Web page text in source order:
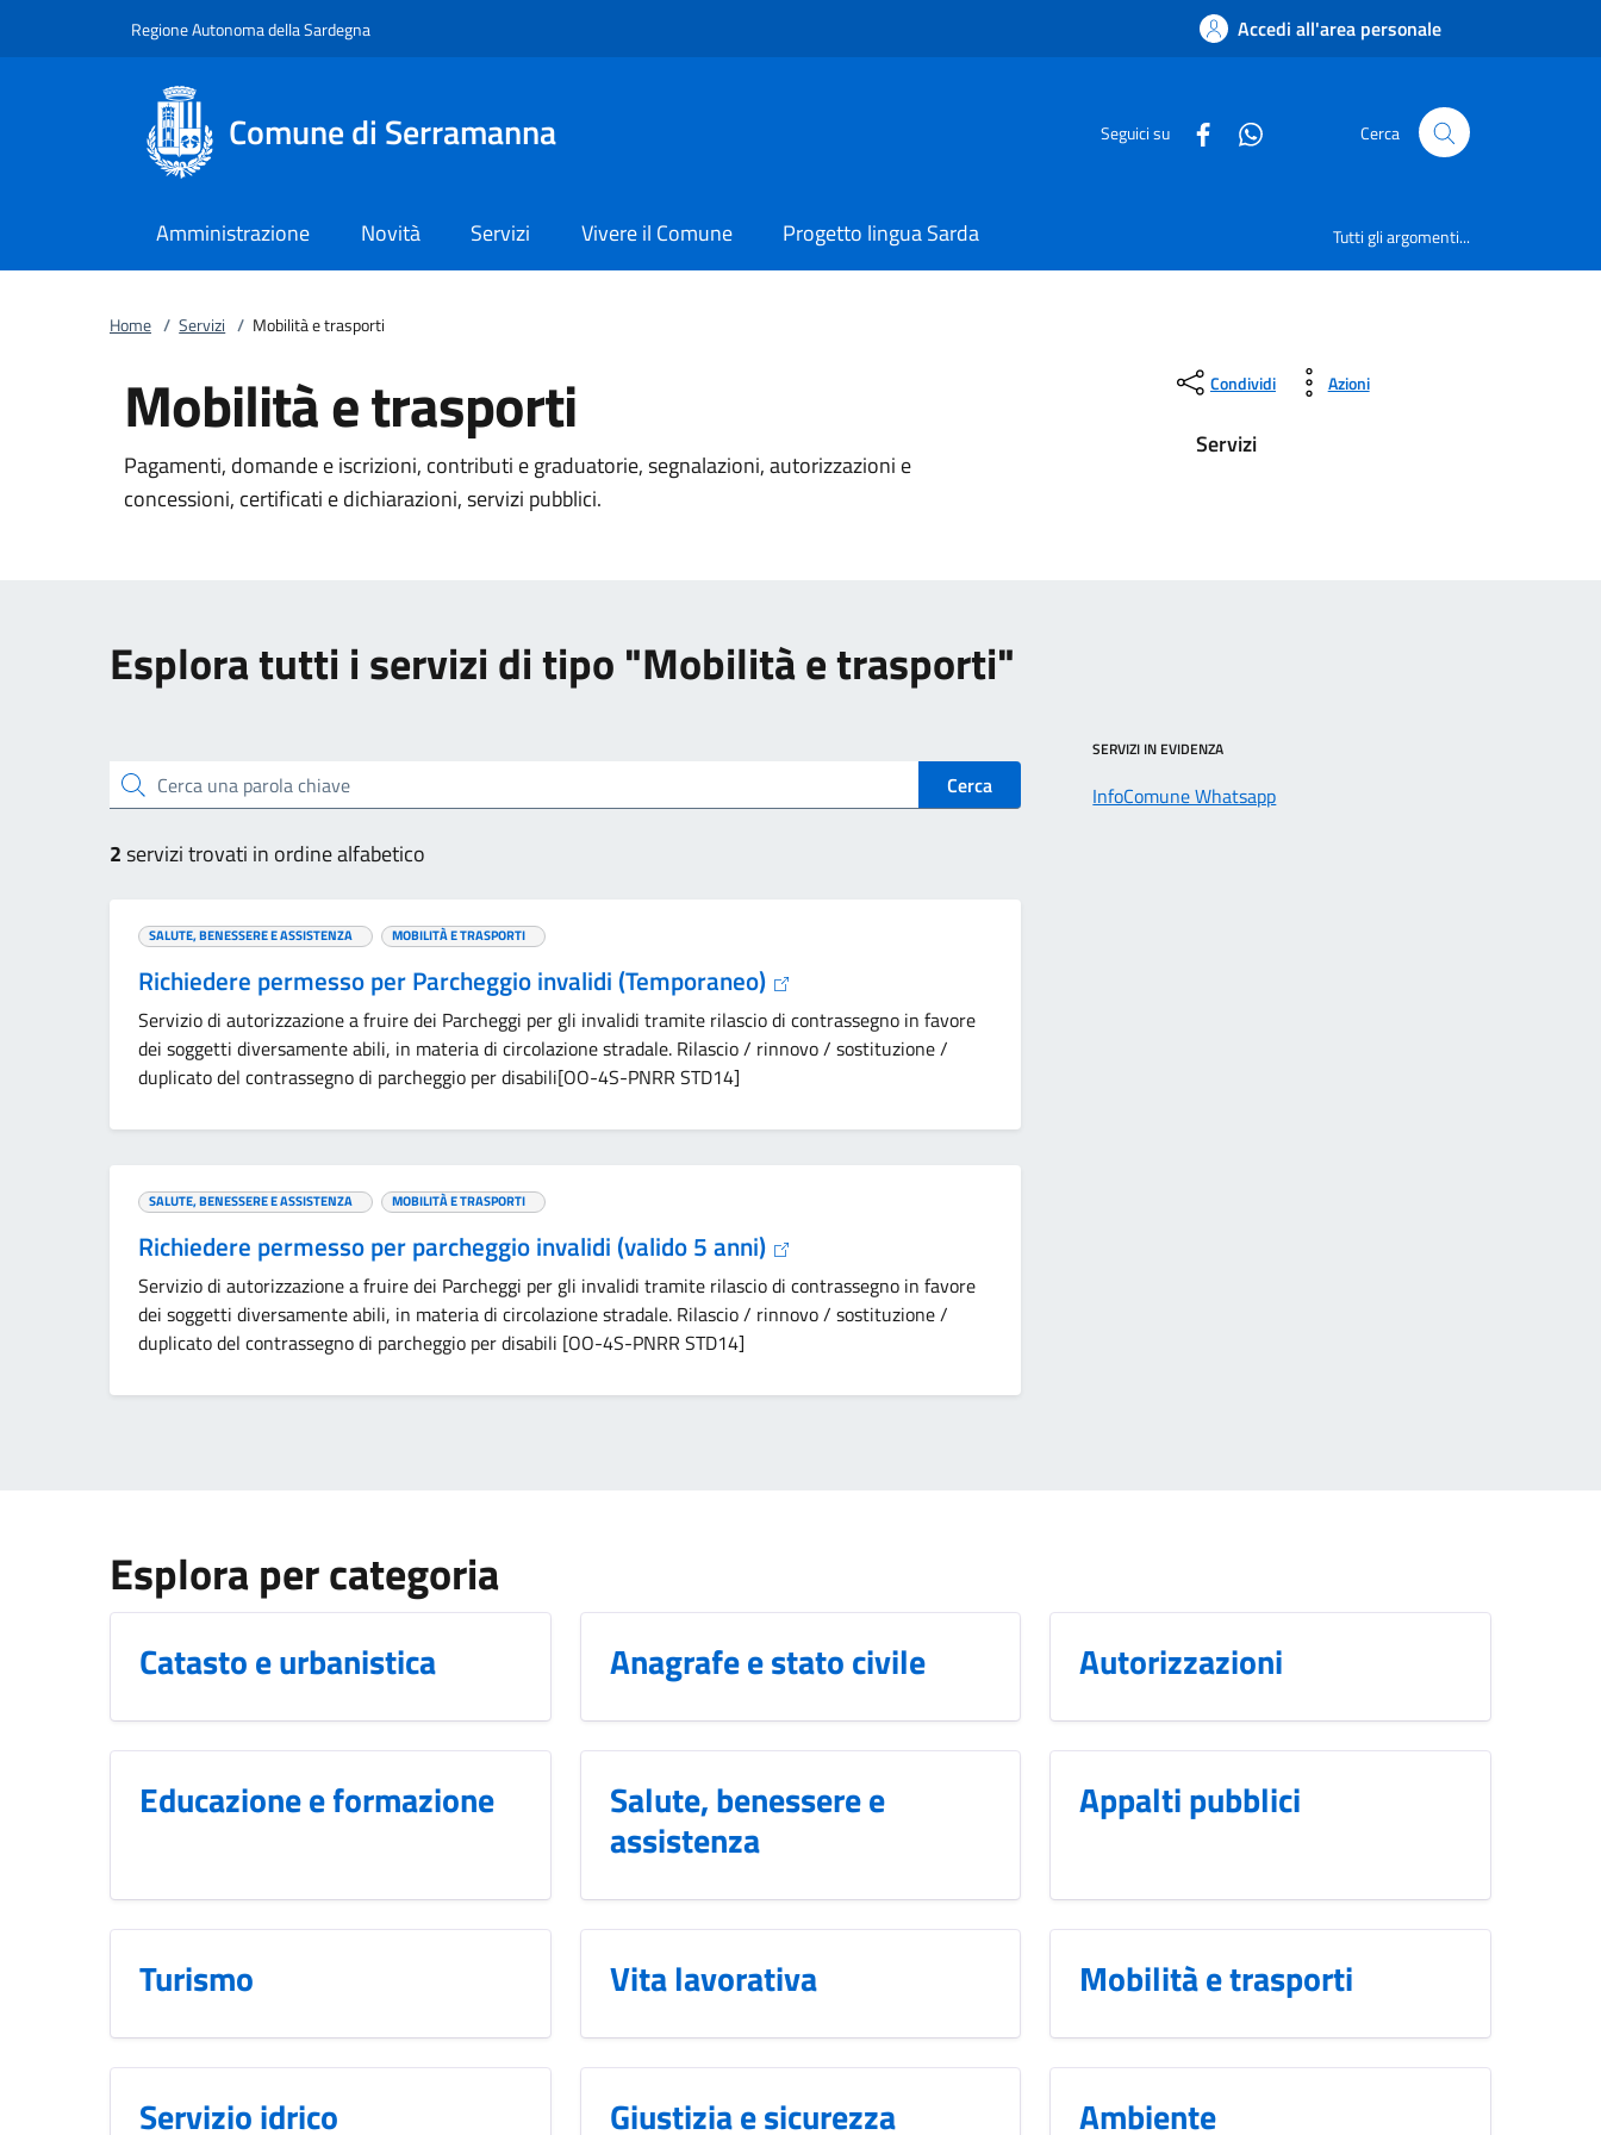
Regione Autonoma della Sardegna Accedi all'area personale
Comune di Serramanna Seguici su Cerca
Amministrazione Novità Servizi Vivere il Comune Progetto lingua Sarda Tutti gli argomenti...
Home / Servizi / Mobilità e trasporti
Mobilità e trasporti
Pagamenti, domande e iscrizioni, contributi e graduatorie, segnalazioni, autorizzazioni e
concessioni, certificati e dichiarazioni, servizi pubblici.
Condividi Azioni
Servizi
Esplora tutti i servizi di tipo "Mobilità e trasporti"
Cerca una parola chiave Cerca
2servizi trovati in ordine alfabetico
SALUTE, BENESSERE E ASSISTENZA MOBILITÀ E TRASPORTI
Richiedere permesso per Parcheggio invalidi (Temporaneo)
Servizio di autorizzazione a fruire dei Parcheggi per gli invalidi tramite rilascio di contrassegno in favore
dei soggetti diversamente abili, in materia di circolazione stradale. Rilascio / rinnovo / sostituzione /
duplicato del contrassegno di parcheggio per disabili[OO-4S-PNRR STD14]
SALUTE, BENESSERE E ASSISTENZA MOBILITÀ E TRASPORTI
Richiedere permesso per parcheggio invalidi (valido 5 anni)
Servizio di autorizzazione a fruire dei Parcheggi per gli invalidi tramite rilascio di contrassegno in favore
dei soggetti diversamente abili, in materia di circolazione stradale. Rilascio / rinnovo / sostituzione /
duplicato del contrassegno di parcheggio per disabili [OO-4S-PNRR STD14]
SERVIZI IN EVIDENZA
InfoComune Whatsapp
Esplora per categoria
Catasto e urbanistica Anagrafe e stato civile Autorizzazioni
Educazione e formazione Salute, benessere e
assistenza
Appalti pubblici
Turismo Vita lavorativa Mobilità e trasporti
Servizio idrico Giustizia e sicurezza Ambiente